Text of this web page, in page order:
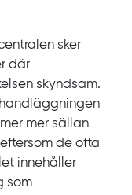
sker
där
skyndsam.
mer sällan
de ofta
innehåller
som